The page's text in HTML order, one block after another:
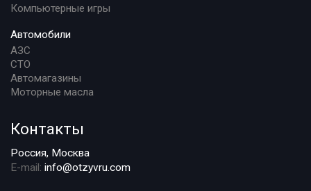
Компьютерные игры
Автомобили
АЗС
СТО
Автомагазины
Моторные масла
Контакты
Россия, Москва
E-mail: info@otzyvru.com